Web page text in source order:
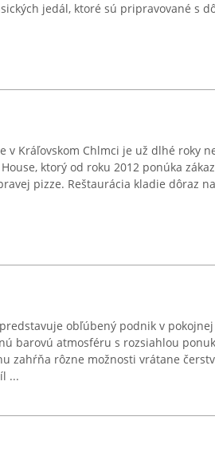
jedál, ktoré sú pripravované s
v Kráľovskom Chlmci je už dlhé roky
ktorý od roku 2012 ponúka
pizze. Reštaurácia kladie dôraz
predstavuje obľúbený podnik v
barovú atmosféru s rozsiahlou
zahŕňa rôzne možnosti vrátane
...